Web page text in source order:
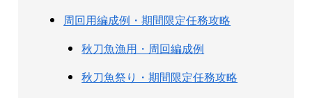
周回用編成例・期間限定任務攻略
秋刀魚漁用・周回編成例
秋刀魚祭り・期間限定任務攻略